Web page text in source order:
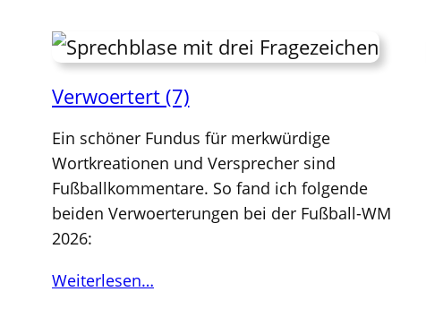
Verwoertert (7)
Ein schöner Fundus für merkwürdige
Wortkreationen und Versprecher sind
Fußballkommentare. So fand ich folgende
beiden Verwoerterungen bei der Fußball-WM
2026:
Weiterlesen…